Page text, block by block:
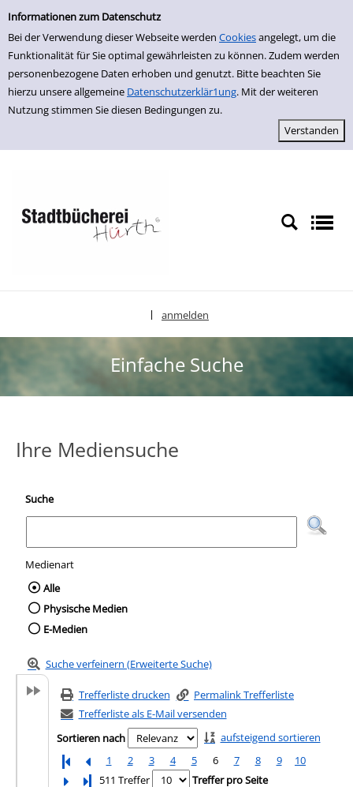
Einfache Suche
Informationen zum Datenschutz
Bei der Verwendung dieser Webseite werden Cookiesangelegt, um die
Funktionalität für Sie optimal gewährleisten zu können. Zudem werden
personenbezogene Daten erhoben und genutzt. Bitte beachten Sie
hierzu unsere allgemeine Datenschutzerklär1ung. Mit der weiteren
Nutzung stimmen Sie diesen Bedingungen zu.
zur Navigation springen
zum Inhalt springen
Zu den Suchfiltern springen
Zur Trefferliste springen
anmelden
Einfache Suche
Ihre Mediensuche
Suche
Medienart
Wählen Sie die Medienart nach der Sie
Alle
Physische Medien
E-Medien
Suche verfeinern (Erweiterte Suche)
Trefferliste drucken
Permalink Trefferliste
Trefferliste als E-Mail versenden
Sortieren nach
aufsteigend sortieren
1
2 3 4 5 6 7 8 9
10
Letzte Seite
511 Treffer Treffer pro Seite